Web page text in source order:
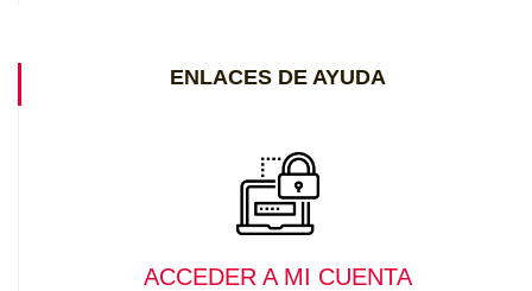
ENLACES DE AYUDA
ACCEDER A MI CUENTA